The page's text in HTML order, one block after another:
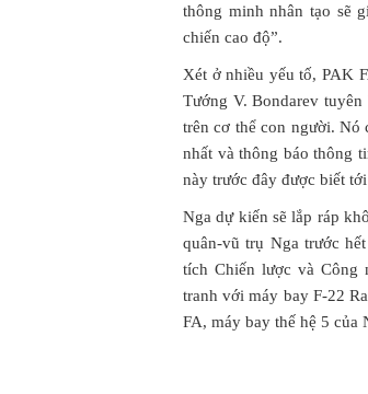
thông minh nhân tạo sẽ
chiến cao độ”.
Xét ở nhiều yếu tố, PAK
Tướng V. Bondarev
trên cơ thể con người. Nó
nhất và thông báo thông
này trước đây được biết
Nga dự kiến sẽ lắp ráp
quân-vũ trụ Nga trước
tích Chiến lược và Công
tranh với máy bay F-22
FA, máy bay thế hệ 5 của